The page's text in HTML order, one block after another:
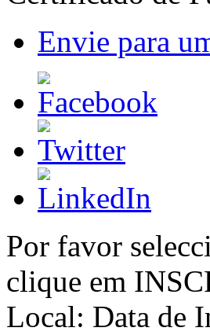
Envie para
Por favor
clique em
Local: Data de